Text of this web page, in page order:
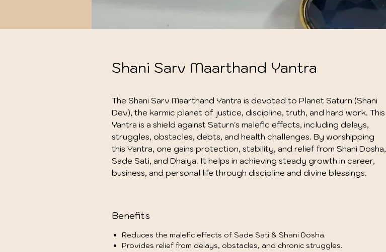
Shani Sarv Maarthand Yantra
The Shani Sarv Maarthand Yantra is devoted to Planet Saturn (Shani
Dev), the karmic planet of justice, discipline, truth, and hard work. This
Yantra is a shield against Saturn's malefic effects, including delays,
struggles, obstacles, debts, and health challenges. By worshipping
this Yantra, one gains protection, stability, and relief from Shani Dosha,
Sade Sati, and Dhaiya. It helps in achieving steady growth in career,
business, and personal life through discipline and divine blessings.
Benefits
Reduces the malefic effects of Sade Sati & Shani Dosha.
Provides relief from delays, obstacles, and chronic struggles.